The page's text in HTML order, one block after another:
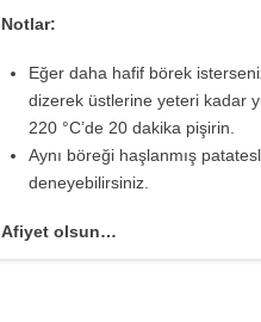
Notlar:
Eğer daha hafif börek
dizerek üstlerine yeteri kadar
220 °C’de 20 dakika pişirin.
Aynı böreği haşlanmış
deneyebilirsiniz.
Afiyet olsun…